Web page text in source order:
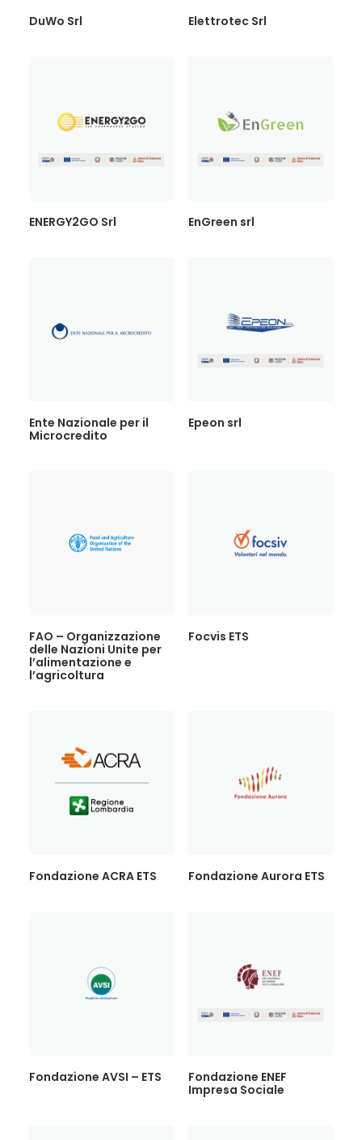
DuWo Srl Elettrotec Srl
ENERGY2GO Srl EnGreen srl
Ente Nazionale per il
Microcredito
Epeon srl
FAO – Organizzazione
delle Nazioni Unite per
l’alimentazione e
l’agricoltura
Focvis ETS
Fondazione ACRA ETS Fondazione Aurora ETS
Fondazione AVSI – ETS
Fondazione ENEF
Impresa Sociale